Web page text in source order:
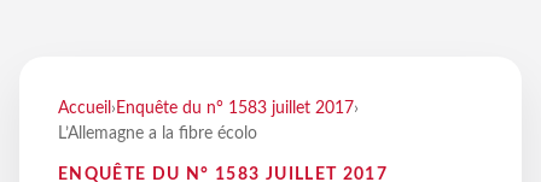
Accueil › Enquête du n° 1583 juillet 2017›
L’Allemagne a la fibre écolo
ENQUÊTE DU N° 1583 JUILLET 2017